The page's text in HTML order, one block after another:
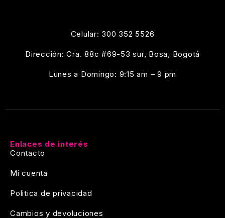
Celular: 300 352 5526
Dirección: Cra. 88c #69-53 sur, Bosa, Bogotá
Lunes a Domingo: 9:15 am – 9 pm
Enlaces de interés
Contacto
Mi cuenta
Politica de privacidad
Cambios y devoluciones